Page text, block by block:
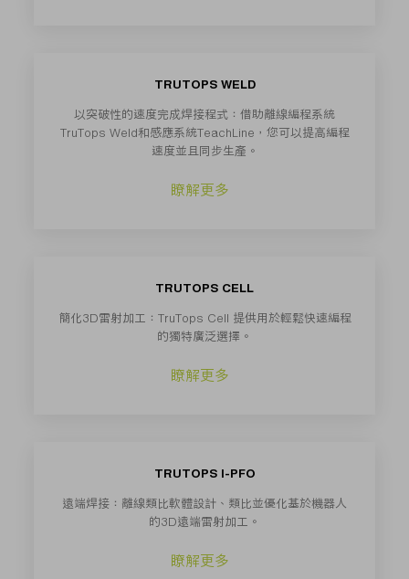
TRUTOPS WELD
以突破性的速度完成焊接程式：借助離線編程系統
TruTops Weld和感應系統TeachLine，您可以提高編程
速度並且同步生產。
瞭解更多
TRUTOPS CELL
簡化3D雷射加工：TruTops Cell 提供用於輕鬆快速編程
的獨特廣泛選擇。
瞭解更多
TRUTOPS I-PFO
遠端焊接：離線類比軟體設計、類比並優化基於機器人
的3D遠端雷射加工。
瞭解更多